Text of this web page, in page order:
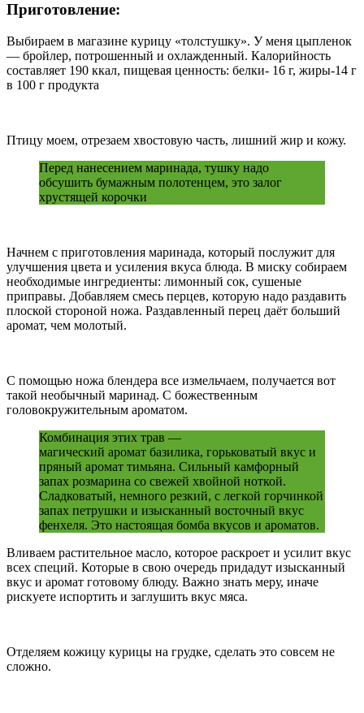
Приготовление:
Выбираем в магазине курицу «толстушку». У меня цыпленок
— бройлер, потрошенный и охлажденный. Калорийность
составляет 190 ккал, пищевая ценность: белки- 16 г, жиры-14 г
в 100 г продукта
Птицу моем, отрезаем хвостовую часть, лишний жир и кожу.
Перед нанесением маринада, тушку надо
обсушить бумажным полотенцем, это залог
хрустящей корочки
Начнем с приготовления маринада, который послужит для
улучшения цвета и усиления вкуса блюда. В миску собираем
необходимые ингредиенты: лимонный сок, сушеные
приправы. Добавляем смесь перцев, которую надо раздавить
плоской стороной ножа. Раздавленный перец даёт больший
аромат, чем молотый.
С помощью ножа блендера все измельчаем, получается вот
такой необычный маринад. С божественным
головокружительным ароматом.
Комбинация этих трав —
магический аромат базилика, горьковатый вкус и
пряный аромат тимьяна. Сильный камфорный
запах розмарина со свежей хвойной ноткой.
Сладковатый, немного резкий, с легкой горчинкой
запах петрушки и изысканный восточный вкус
фенхеля. Это настоящая бомба вкусов и ароматов.
Вливаем растительное масло, которое раскроет и усилит вкус
всех специй. Которые в свою очередь придадут изысканный
вкус и аромат готовому блюду. Важно знать меру, иначе
рискуете испортить и заглушить вкус мяса.
Отделяем кожицу курицы на грудке, сделать это совсем не
сложно.